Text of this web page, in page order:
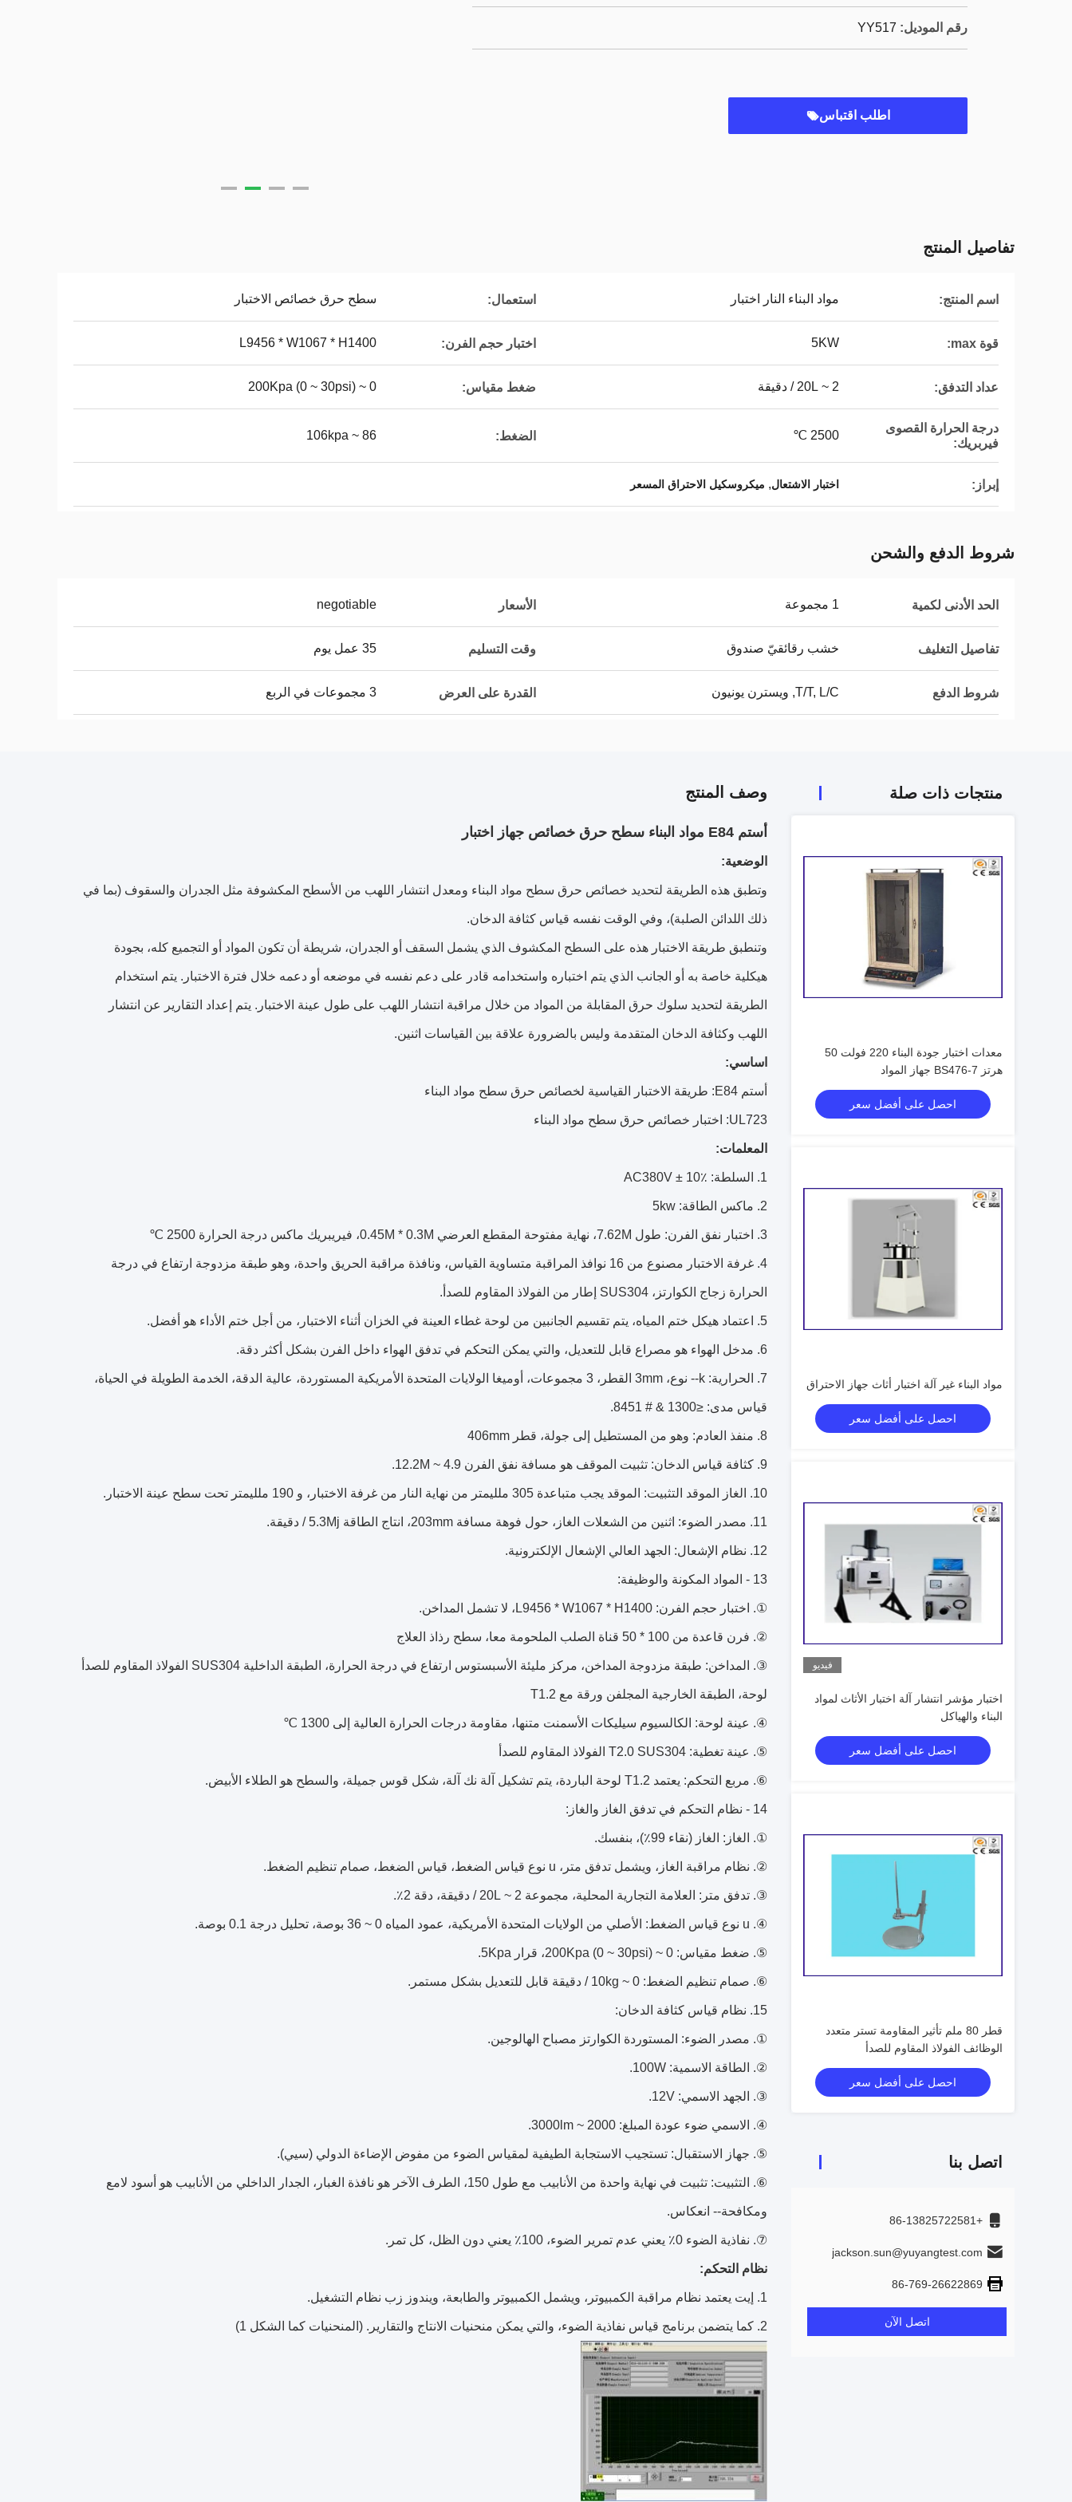
رقم الموديل: YY517
اطلب اقتباس
تفاصيل المنتج
اسم المنتج: مواد البناء النار اختبار استعمال: سطح حرق خصائص الاختبار
قوة max: 5KW اختبار حجم الفرن: L9456 * W1067 * H1400
عداد التدفق: 2 ~ 20L / دقيقة ضغط مقياس: 0 ~ 200Kpa (0 ~ 30psi)
درجة الحرارة القصوى
فيربريك:
2500 ℃ الضغط: 86 ~ 106kpa
إبراز: اختبار الاشتعال, ميكروسكيل الاحتراق المسعر
شروط الدفع والشحن
الحد الأدنى لكمية 1 مجموعة الأسعار negotiable
تفاصيل التغليف خشب رقائقيّ صندوق وقت التسليم 35 عمل يوم
شروط الدفع T/T, L/C, ويسترن يونيون القدرة على العرض 3 مجموعات في الربع
منتجات ذات صلة
معدات اختبار جودة البناء 220 فولت 50
هرتز BS476-7 جهاز المواد
احصل على أفضل سعر
مواد البناء غير آلة اختبار أثاث جهاز الاحتراق
احصل على أفضل سعر
فيديو
اختبار مؤشر انتشار آلة اختبار الأثاث لمواد
البناء والهياكل
احصل على أفضل سعر
قطر 80 ملم تأثير المقاومة تستر متعدد
الوظائف الفولاذ المقاوم للصدأ
احصل على أفضل سعر
اتصل بنا
+86-13825722581
jackson.sun@yuyangtest.com
86-769-26622869
اتصل الآن
وصف المنتج
أستم E84 مواد البناء سطح حرق خصائص جهاز اختبار
الوضعية:
وتطبق هذه الطريقة لتحديد خصائص حرق سطح مواد البناء ومعدل انتشار اللهب من الأسطح المكشوفة مثل الجدران والسقوف (بما في
ذلك اللدائن الصلبة)، وفي الوقت نفسه قياس كثافة الدخان.
وتنطبق طريقة الاختبار هذه على السطح المكشوف الذي يشمل السقف أو الجدران، شريطة أن تكون المواد أو التجميع كله، بجودة
هيكلية خاصة به أو الجانب الذي يتم اختباره واستخدامه قادر على دعم نفسه في موضعه أو دعمه خلال فترة الاختبار. يتم استخدام
الطريقة لتحديد سلوك حرق المقابلة من المواد من خلال مراقبة انتشار اللهب على طول عينة الاختبار. يتم إعداد التقارير عن انتشار
اللهب وكثافة الدخان المتقدمة وليس بالضرورة علاقة بين القياسات اثنين.
اساسي:
أستم E84: طريقة الاختبار القياسية لخصائص حرق سطح مواد البناء
UL723: اختبار خصائص حرق سطح مواد البناء
المعلمات:
1. السلطة: AC380V ± 10٪
2. ماكس الطاقة: 5kw
3. اختبار نفق الفرن: طول 7.62M، نهاية مفتوحة المقطع العرضي 0.45M * 0.3M، فيريبريك ماكس درجة الحرارة 2500 ℃
4. غرفة الاختبار مصنوع من 16 نوافذ المراقبة متساوية القياس، ونافذة مراقبة الحريق واحدة، وهو طبقة مزدوجة ارتفاع في درجة
الحرارة زجاج الكوارتز، SUS304 إطار من الفولاذ المقاوم للصدأ.
5. اعتماد هيكل ختم المياه، يتم تقسيم الجانبين من لوحة غطاء العينة في الخزان أثناء الاختبار، من أجل ختم الأداء هو أفضل.
6. مدخل الهواء هو مصراع قابل للتعديل، والتي يمكن التحكم في تدفق الهواء داخل الفرن بشكل أكثر دقة.
7. الحرارية: k-- نوع، 3mm القطر، 3 مجموعات، أوميغا الولايات المتحدة الأمريكية المستوردة، عالية الدقة، الخدمة الطويلة في الحياة،
قياس مدى: ≤1300 & # 8451.
8. منفذ العادم: وهو من المستطيل إلى جولة، قطر 406mm
9. كثافة قياس الدخان: تثبيت الموقف هو مسافة نفق الفرن 4.9 ~ 12.2M.
10. الغاز الموقد التثبيت: الموقد يجب متباعدة 305 ملليمتر من نهاية النار من غرفة الاختبار، و 190 ملليمتر تحت سطح عينة الاختبار.
11. مصدر الضوء: اثنين من الشعلات الغاز، حول فوهة مسافة 203mm، انتاج الطاقة 5.3Mj / دقيقة.
12. نظام الإشعال: الجهد العالي الإشعال الإلكترونية.
13 - المواد المكونة والوظيفة:
①. اختبار حجم الفرن: L9456 * W1067 * H1400، لا تشمل المداخن.
②. فرن قاعدة من 100 * 50 قناة الصلب الملحومة معا، سطح رذاذ العلاج
③. المداخن: طبقة مزدوجة المداخن، مركز مليئة الأسبستوس ارتفاع في درجة الحرارة، الطبقة الداخلية SUS304 الفولاذ المقاوم للصدأ
لوحة، الطبقة الخارجية المجلفن ورقة مع T1.2
④. عينة لوحة: الكالسيوم سيليكات الأسمنت متنها، مقاومة درجات الحرارة العالية إلى 1300 ℃
⑤. عينة تغطية: T2.0 SUS304 الفولاذ المقاوم للصدأ
⑥. مربع التحكم: يعتمد T1.2 لوحة الباردة، يتم تشكيل آلة نك آلة، شكل قوس جميلة، والسطح هو الطلاء الأبيض.
14 - نظام التحكم في تدفق الغاز والغاز:
①. الغاز: الغاز (نقاء 99٪)، بنفسك.
②. نظام مراقبة الغاز، ويشمل تدفق متر، u نوع قياس الضغط، قياس الضغط، صمام تنظيم الضغط.
③. تدفق متر: العلامة التجارية المحلية، مجموعة 2 ~ 20L / دقيقة، دقة 2٪.
④. u نوع قياس الضغط: الأصلي من الولايات المتحدة الأمريكية، عمود المياه 0 ~ 36 بوصة، تحليل درجة 0.1 بوصة.
⑤. ضغط مقياس: 0 ~ 200Kpa (0 ~ 30psi)، قرار 5Kpa.
⑥. صمام تنظيم الضغط: 0 ~ 10kg / دقيقة قابل للتعديل بشكل مستمر.
15. نظام قياس كثافة الدخان:
①. مصدر الضوء: المستوردة الكوارتز مصباح الهالوجين.
②. الطاقة الاسمية: 100W.
③. الجهد الاسمي: 12V.
④. الاسمي ضوء عودة المبلغ: 2000 ~ 3000lm.
⑤. جهاز الاستقبال: تستجيب الاستجابة الطيفية لمقياس الضوء من مفوض الإضاءة الدولي (سيي).
⑥. التثبيت: تثبيت في نهاية واحدة من الأنابيب مع طول 150، الطرف الآخر هو نافذة الغبار، الجدار الداخلي من الأنابيب هو أسود لامع
ومكافحة-- انعكاس.
⑦. نفاذية الضوء 0٪ يعني عدم تمرير الضوء، 100٪ يعني دون الظل، كل تمر.
نظام التحكم:
1. إيت يعتمد نظام مراقبة الكمبيوتر، ويشمل الكمبيوتر والطابعة، ويندوز زب نظام التشغيل.
2. كما يتضمن برنامج قياس نفاذية الضوء، والتي يمكن منحنيات الانتاج والتقارير. (المنحنيات كما الشكل 1)